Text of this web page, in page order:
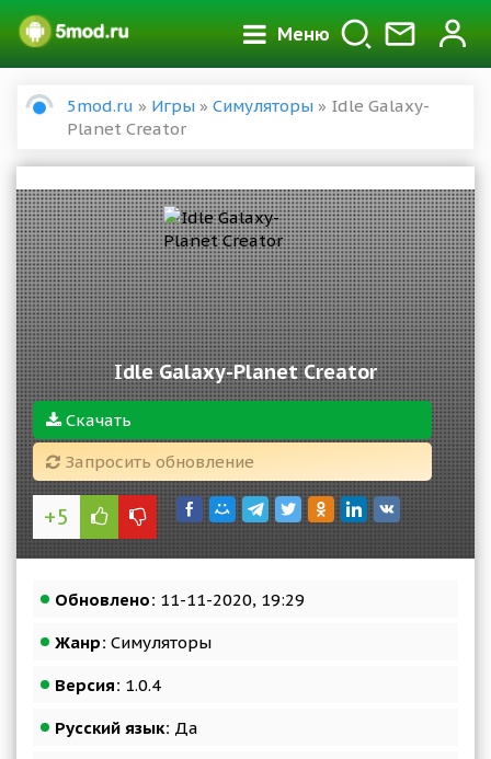
Меню
5mod.ru » Игры » Симуляторы » Idle Galaxy-
Planet Creator
Idle Galaxy-Planet Creator
Скачать
Запросить обновление
+5
Обновлено: 11-11-2020, 19:29
Жанр: Симуляторы
Версия: 1.0.4
Русский язык: Да